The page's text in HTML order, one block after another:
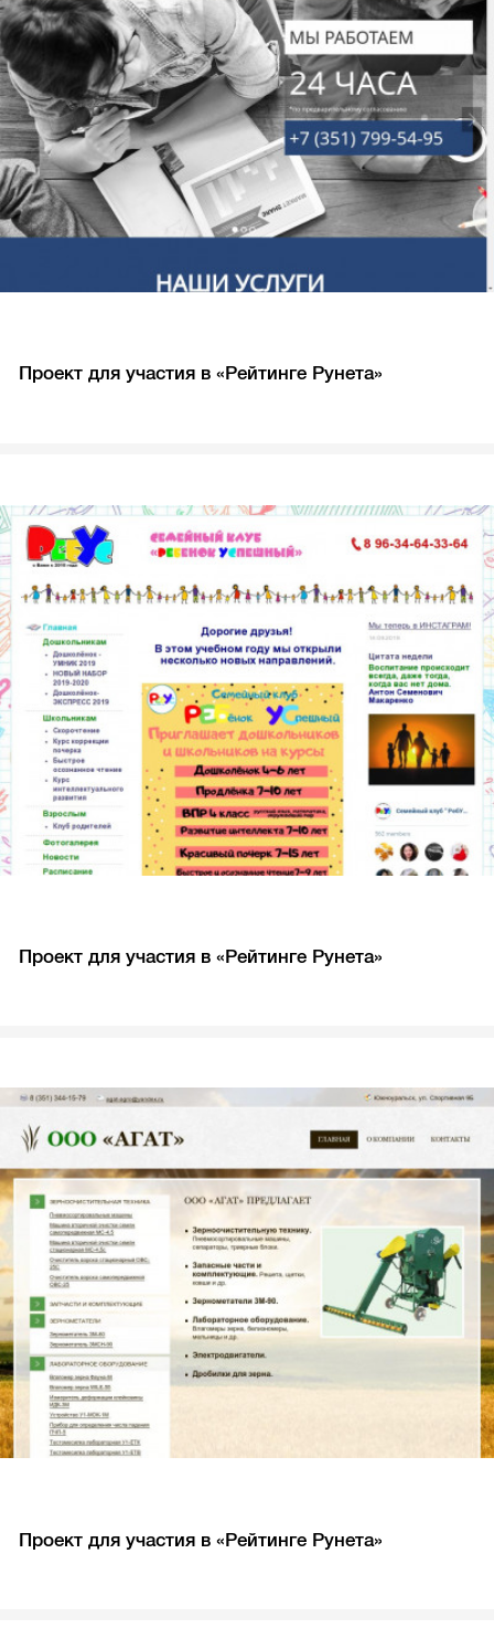
Проект для участия в «Рейтинге Рунета»
Проект для участия в «Рейтинге Рунета»
Проект для участия в «Рейтинге Рунета»